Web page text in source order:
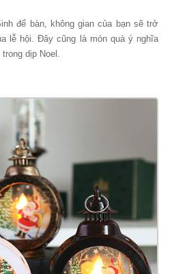
để bàn, không gian của bạn sẽ trở
lễ hội. Đây cũng là món quà ý nghĩa
dịp Noel.